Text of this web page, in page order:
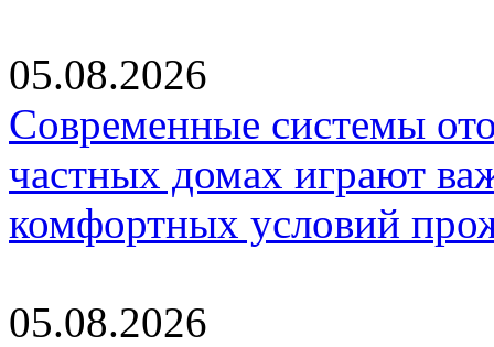
05.08.2026
Современные системы
частных домах играют
комфортных условий
05.08.2026